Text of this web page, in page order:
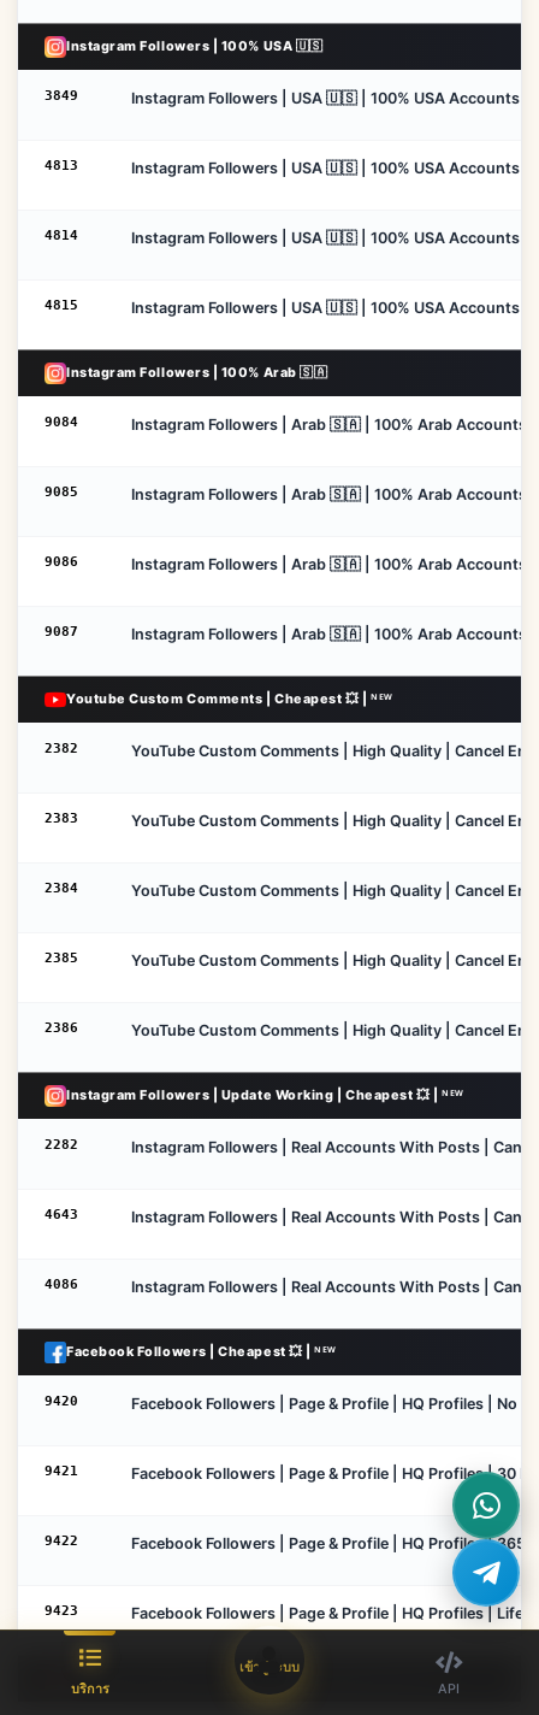
Instagram Followers | 100% USA 🇺🇸
3849 Instagram Followers | USA 🇺🇸 | 100% USA Accounts
4813 Instagram Followers | USA 🇺🇸 | 100% USA Accounts
4814 Instagram Followers | USA 🇺🇸 | 100% USA Accounts
4815 Instagram Followers | USA 🇺🇸 | 100% USA Accounts
Instagram Followers | 100% Arab 🇸🇦
9084 Instagram Followers | Arab 🇸🇦 | 100% Arab Accounts
9085 Instagram Followers | Arab 🇸🇦 | 100% Arab Accounts
9086 Instagram Followers | Arab 🇸🇦 | 100% Arab Accounts
9087 Instagram Followers | Arab 🇸🇦 | 100% Arab Accounts
Youtube Custom Comments | Cheapest 💥 | ᴺᴱᵂ
2382 YouTube Custom Comments | High Quality | Cancel
2383 YouTube Custom Comments | High Quality | Cancel
2384 YouTube Custom Comments | High Quality | Cancel
2385 YouTube Custom Comments | High Quality | Cancel
2386 YouTube Custom Comments | High Quality | Cancel
Instagram Followers | Update Working | Cheapest 💥 | ᴺᴱᵂ
2282 Instagram Followers | Real Accounts With Posts |
4643 Instagram Followers | Real Accounts With Posts |
4086 Instagram Followers | Real Accounts With Posts |
Facebook Followers | Cheapest 💥 | ᴺᴱᵂ
9420 Facebook Followers | Page & Profile | HQ Profiles | No
9421 Facebook Followers | Page & Profile | HQ Profiles | 30
9422 Facebook Followers | Page & Profile | HQ Profiles | 365
9423 Facebook Followers | Page & Profile | HQ Profiles |
Instagram Followers | Real Accounts | Best Price 💫 | ᴺᴱᵂ
บริการ
เข้าสู่ระบบ
API